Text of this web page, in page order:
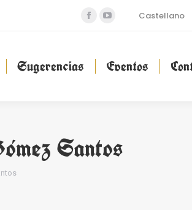
Facebook
in
YouTube
in
Castellano
Sugerencias Eventos
Santos
Sugerencias Eventos